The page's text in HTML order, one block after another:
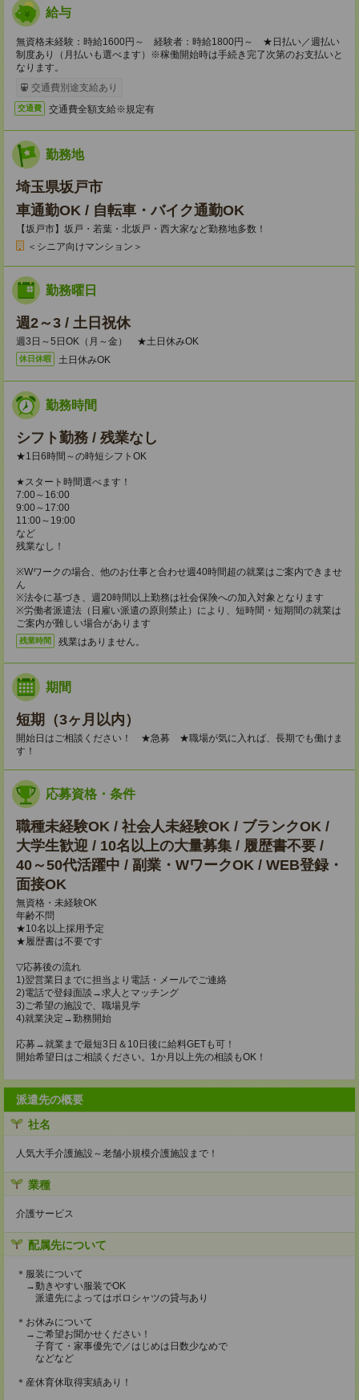
給与
無資格未経験：時給1600円～ 経験者：時給1800円～ ★日払い／週払い
制度あり（月払いも選べます）※稼働開始時は手続き完了次第のお支払いと
なります。
交通費別途支給あり
交通費 交通費全額支給※規定有
勤務地
埼玉県坂戸市
車通勤OK / 自転車・バイク通勤OK
【坂戸市】坂戸・若葉・北坂戸・西大家など勤務地多数！
＜シニア向けマンション＞
勤務曜日
週2～3 / 土日祝休
週3日～5日OK（月～金） ★土日休みOK
休日休暇 土日休みOK
勤務時間
シフト勤務 / 残業なし
★1日6時間～の時短シフトOK
★スタート時間選べます！
7:00～16:00
9:00～17:00
11:00～19:00
など
残業なし！
※Wワークの場合、他のお仕事と合わせ週40時間超の就業はご案内できませ
ん
※法令に基づき、週20時間以上勤務は社会保険への加入対象となります
※労働者派遣法（日雇い派遣の原則禁止）により、短時間・短期間の就業は
ご案内が難しい場合があります
残業時間 残業はありません。
期間
短期（3ヶ月以内）
開始日はご相談ください！ ★急募 ★職場が気に入れば、長期でも働けま
す！
応募資格・条件
職種未経験OK / 社会人未経験OK / ブランクOK /
大学生歓迎 / 10名以上の大量募集 / 履歴書不要 /
40～50代活躍中 / 副業・WワークOK / WEB登録・
面接OK
無資格・未経験OK
年齢不問
★10名以上採用予定
★履歴書は不要です
▽応募後の流れ
1)翌営業日までに担当より電話・メールでご連絡
2)電話で登録面談→求人とマッチング
3)ご希望の施設で、職場見学
4)就業決定→勤務開始
応募→就業まで最短3日＆10日後に給料GETも可！
開始希望日はご相談ください。1か月以上先の相談もOK！
派遣先の概要
社名
人気大手介護施設～老舗小規模介護施設まで！
業種
介護サービス
配属先について
＊服装について
→動きやすい服装でOK
派遣先によってはポロシャツの貸与あり
＊お休みについて
→ご希望お聞かせください！
子育て・家事優先で／はじめは日数少なめで
などなど
＊産休育休取得実績あり！